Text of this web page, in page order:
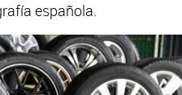
española.